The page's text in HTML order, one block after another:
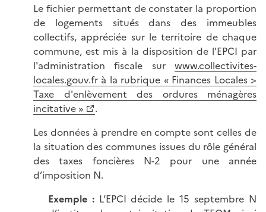
Le fichier permettant de constater la proportion
de logements situés dans des immeubles
collectifs, appréciée sur le territoire de chaque
commune, est mis à la disposition de l'EPCI par
l'administration fiscale sur www.collectivites-
locales.gouv.fr à la rubrique « Finances Locales >
Taxe d'enlèvement des ordures ménagères
incitative »
.
Les données à prendre en compte sont celles de
la situation des communes issues du rôle général
des taxes foncières N-2 pour une année
d’imposition N.
Exemple :L’EPCI décide le 15 septembre N